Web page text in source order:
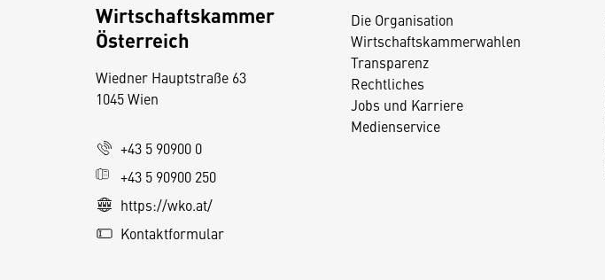
Die Organisation
Wirtschaftskammerwahlen
Transparenz
Rechtliches
Jobs und Karriere
Medienservice
Wirtschaftskammer
Österreich
Wiedner Hauptstraße 63
1045 Wien
+43 5 90900 0
+43 5 90900 250
https://wko.at/
Kontaktformular